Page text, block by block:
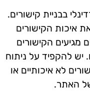
בבניית קישורים.
איכות הקישורים
מגיעים הקישורים
יש להקפיד על ניתוח
לא איכותיים או
של האתר.